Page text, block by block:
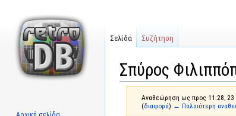
Σπύρος
Αναθεώρηση ως προς 11:28, 23
(διαφορά) ← Παλαιότερη
Σελίδα Συζήτηση